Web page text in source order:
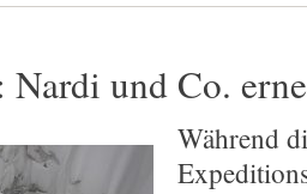
Nardi und Co.
Während